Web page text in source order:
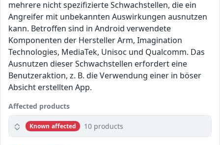
mehrere nicht spezifizierte Schwachstellen, die ein
Angreifer mit unbekannten Auswirkungen ausnutzen
kann. Betroffen sind in Android verwendete
Komponenten der Hersteller Arm, Imagination
Technologies, MediaTek, Unisoc und Qualcomm. Das
Ausnutzen dieser Schwachstellen erfordert eine
Benutzeraktion, z. B. die Verwendung einer in böser
Absicht erstellten App.
Affected products
Known affected 10 products